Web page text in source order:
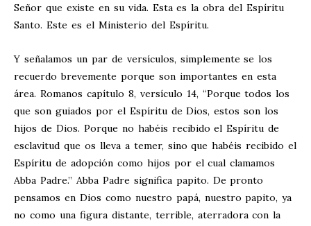
Señor que existe en su vida. Esta es la obra del Espíritu
Santo. Este es el Ministerio del Espíritu.
Y señalamos un par de versículos, simplemente se los
recuerdo brevemente porque son importantes en esta
área. Romanos capítulo 8, versículo 14, “Porque todos los
que son guiados por el Espíritu de Dios, estos son los
hijos de Dios. Porque no habéis recibido el Espíritu de
esclavitud que os lleva a temer, sino que habéis recibido el
Espíritu de adopción como hijos por el cual clamamos
Abba Padre.” Abba Padre significa papito. De pronto
pensamos en Dios como nuestro papá, nuestro papito, ya
no como una figura distante, terrible, aterradora con la